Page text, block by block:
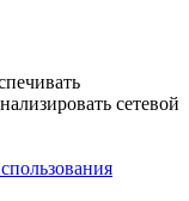
сетевой